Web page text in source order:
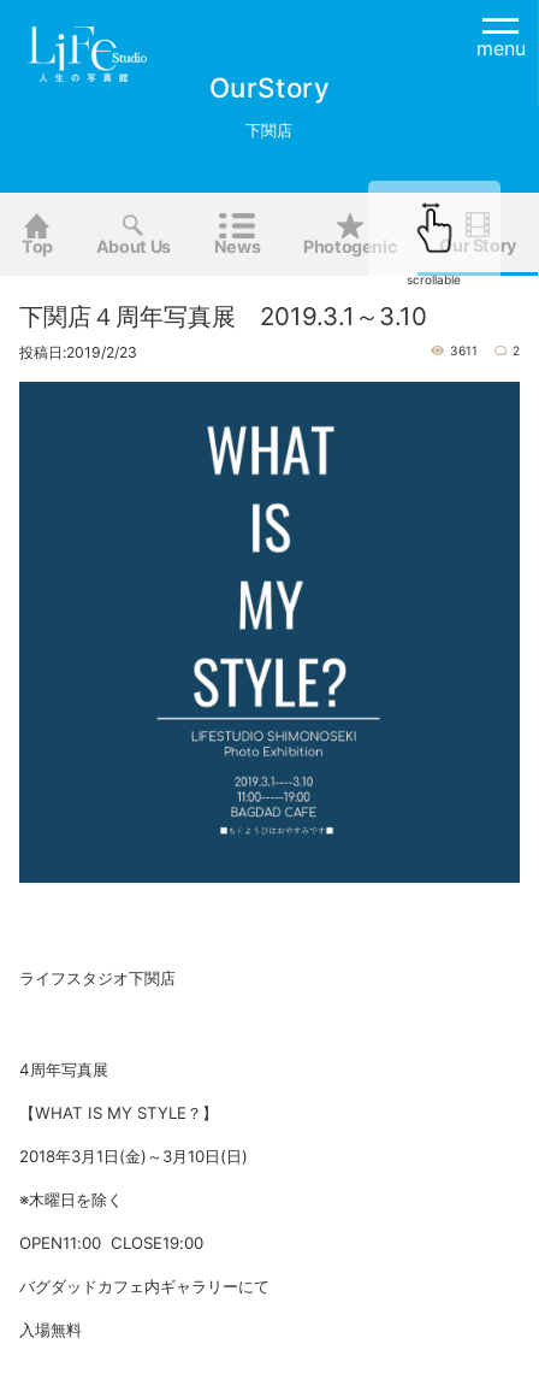
menu
OurStory
下関店
Top About Us News Photogenic Our Story
scrollable
下関店４周年写真展 2019.3.1～3.10
投稿日:2019/2/23 3611 2
ライフスタジオ下関店
4周年写真展
【WHAT IS MY STYLE？】
2018年3月1日(金)～3月10日(日)
※木曜日を除く
OPEN11:00 CLOSE19:00
バグダッドカフェ内ギャラリーにて
入場無料